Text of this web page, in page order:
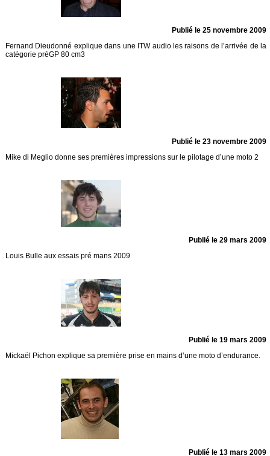
Publié le 25 novembre 2009
Fernand Dieudonné explique dans une ITW audio les raisons de l’arrivée de la
catégorie préGP 80 cm3
Publié le 23 novembre 2009
Mike di Meglio donne ses premières impressions sur le pilotage d’une moto 2
Publié le 29 mars 2009
Louis Bulle aux essais pré mans 2009
Publié le 19 mars 2009
Mickaël Pichon explique sa première prise en mains d’une moto d’endurance.
Publié le 13 mars 2009